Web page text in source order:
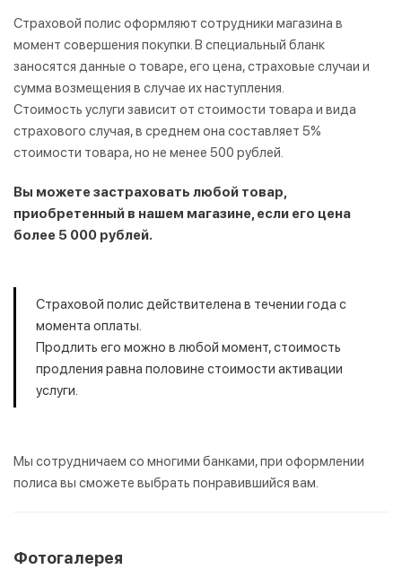
Страховой полис оформляют сотрудники магазина в
момент совершения покупки. В специальный бланк
заносятся данные о товаре, его цена, страховые случаи и
сумма возмещения в случае их наступления.
Стоимость услуги зависит от стоимости товара и вида
страхового случая, в среднем она составляет 5%
стоимости товара, но не менее 500 рублей.
Вы можете застраховать любой товар,
приобретенный в нашем магазине, если его цена
более 5 000 рублей.
Страховой полис действителена в течении года с
момента оплаты.
Продлить его можно в любой момент, стоимость
продления равна половине стоимости активации
услуги.
Мы сотрудничаем со многими банками, при оформлении
полиса вы сможете выбрать понравившийся вам.
Фотогалерея